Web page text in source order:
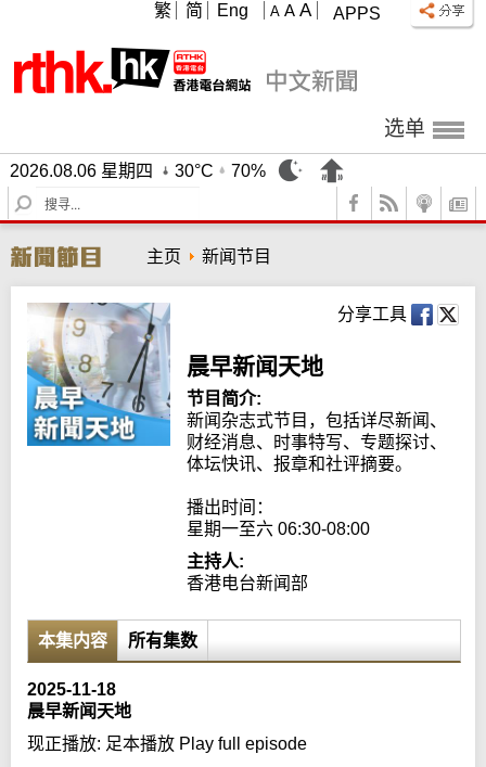
APPS
A A A
繁 简 Eng
选单
2026.08.06 星期四 30°C
70%
S
e
r
c
h
主页 新闻节目
分享工具
晨早新闻天地
节目简介:
新闻杂志式节目，包括详尽新闻、
财经消息、时事特写、专题探讨、
体坛快讯、报章和社评摘要。
播出时间：
星期一至六 06:30-08:00
主持人:
香港电台新闻部
本集内容 所有集数
2025-11-18
晨早新闻天地
现正播放: 足本播放 Play full episode